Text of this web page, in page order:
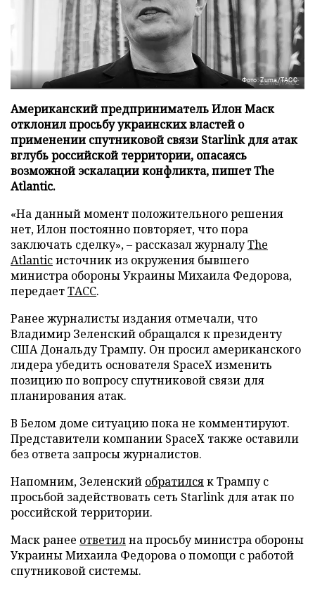
Фото: Zuma/ТАСС
Американский предприниматель Илон Маск
отклонил просьбу украинских властей о
применении спутниковой связи Starlink для атак
вглубь российской территории, опасаясь
возможной эскалации конфликта, пишет The
Atlantic.
«На данный момент положительного решения
нет, Илон постоянно повторяет, что пора
заключать сделку», – рассказал журналуThe
Atlanticисточник из окружения бывшего
министра обороны Украины Михаила Федорова,
передаетТАСС.
Ранее журналисты издания отмечали, что
Владимир Зеленский обращался к президенту
США Дональду Трампу. Он просил американского
лидера убедить основателя SpaceX изменить
позицию по вопросу спутниковой связи для
планирования атак.
В Белом доме ситуацию пока не комментируют.
Представители компании SpaceX также оставили
без ответа запросы журналистов.
Напомним, Зеленский обратилсяк Трампу с
просьбой задействовать сеть Starlink для атак по
российской территории.
Маск ранее ответилна просьбу министра обороны
Украины Михаила Федорова о помощи с работой
спутниковой системы.